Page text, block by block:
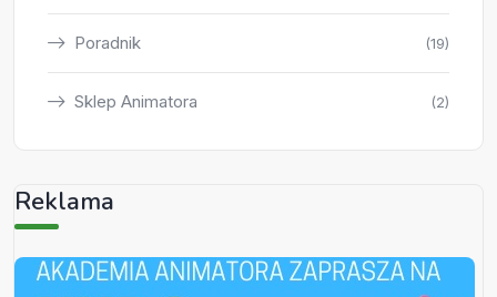
Poradnik (19)
Sklep Animatora (2)
Reklama